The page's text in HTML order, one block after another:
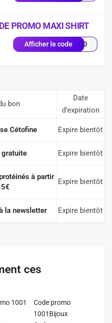
PROMO MAXI SHIRT
Afficher le codeME10
bon
Date
d'expiration
Cétofine Expire bientôt
gratuite Expire bientôt
à partir
Expire bientôt
la newsletter Expire bientôt
ces
1001
Code promo
1001Bijoux